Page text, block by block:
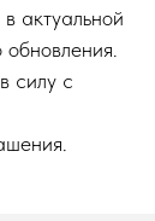
актуальной
силу с